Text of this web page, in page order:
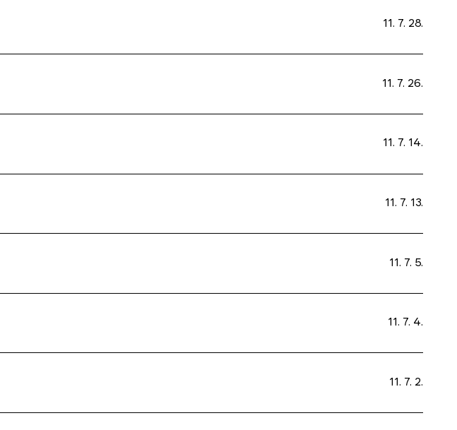
11. 7. 28.
11. 7. 26.
11. 7. 14.
11. 7. 13.
11. 7. 5.
11. 7. 4.
11. 7. 2.